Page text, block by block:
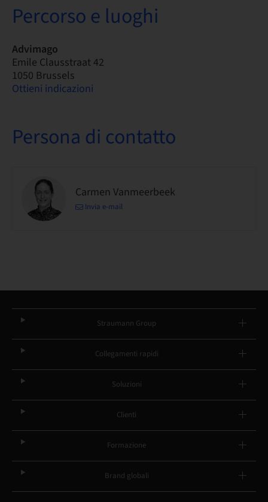
Percorso e luoghi
Advimago
Emile Clausstraat 42
1050 Brussels
Ottieni indicazioni
Persona di contatto
Carmen Vanmeerbeek
Invia e-mail
Straumann Group
Collegamenti rapidi
Soluzioni
Clienti
Formazione
Brand globali